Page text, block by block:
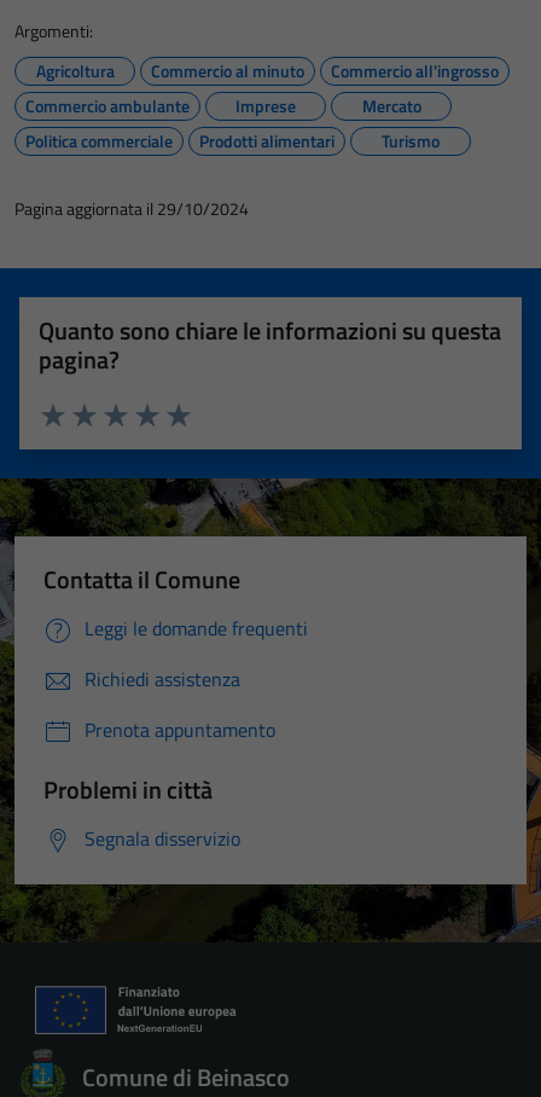
Argomenti:
Agricoltura
Commercio al minuto
Commercio all'ingrosso
Commercio ambulante
Imprese
Mercato
Politica commerciale
Prodotti alimentari Turismo
Pagina aggiornata il 29/10/2024
Quanto sono chiare le informazioni su questa
pagina?
Valuta 5 stelle su 5
Valuta 4 stelle su 5
Valuta 3 stelle su 5
Valuta 2 stelle su 5
Valuta 1 stelle su 5
Contatta il Comune
Leggi le domande frequenti
Richiedi assistenza
Prenota appuntamento
Problemi in città
Segnala disservizio
Comune di Beinasco